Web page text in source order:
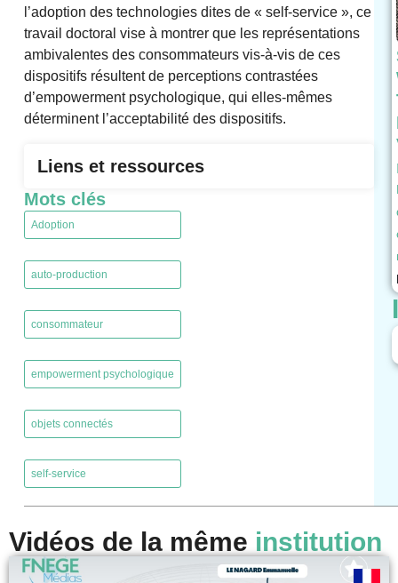
l’adoption des technologies dites de « self-service », ce
travail doctoral vise à montrer que les représentations
ambivalentes des consommateurs vis-à-vis de ces
dispositifs résultent de perceptions contrastées
d’empowerment psychologique, qui elles-mêmes
déterminent l’acceptabilité des dispositifs.
Liens et ressources
Mots clés
Adoption
auto-production
consommateur
empowerment psychologique
objets connectés
self-service
Vidéos de la même institution